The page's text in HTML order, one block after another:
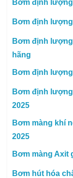
Bơm định
Bơm định
Bơm định
hãng
Bơm định
Bơm định
2025
Bơm màng khí
2025
Bơm màng Axit
Bơm hút hóa